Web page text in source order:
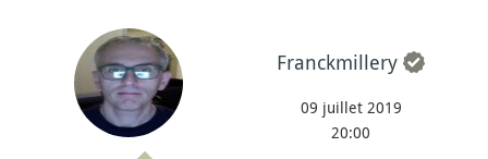
Franckmillery
09 juillet 2019
20:00